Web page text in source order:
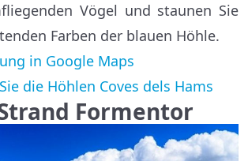
Vögel und staunen Sie
Farben der blauen Höhle.
in Google Maps
die Höhlen Coves dels Hams
Formentor